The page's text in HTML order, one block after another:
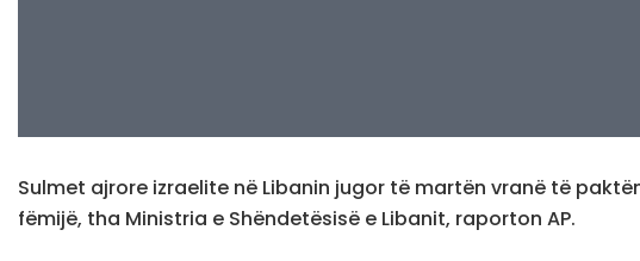
Sulmet ajrore izraelite në Libanin jugor të martën vranë të
fëmijë, tha Ministria e Shëndetësisë e Libanit, raporton AP.